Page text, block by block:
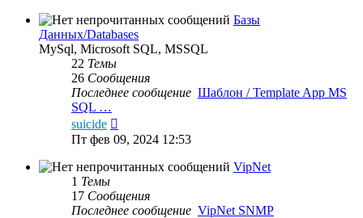
сообщениюБазы
Данных/Databases
MySql, Microsoft SQL, MSSQL
22 Темы
26 Сообщения
Последнее сообщение Шаблон / Template App MS
SQL …
suicide
к
последнему
сообщению
Пт фев 09, 2024 12:53
VipNet
1 Темы
17 Сообщения
Последнее сообщение VipNet SNMP